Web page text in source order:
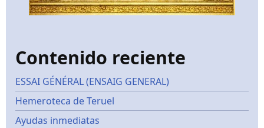
Contenido reciente
ESSAI GÉNÉRAL (ENSAIG GENERAL)
Hemeroteca de Teruel
Ayudas inmediatas